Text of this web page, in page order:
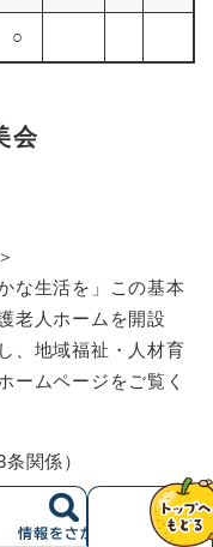
○
会
な生活を」この基本
老人ホームを開設
、地域福祉・人材育
ームページをご覧く
関係）
る